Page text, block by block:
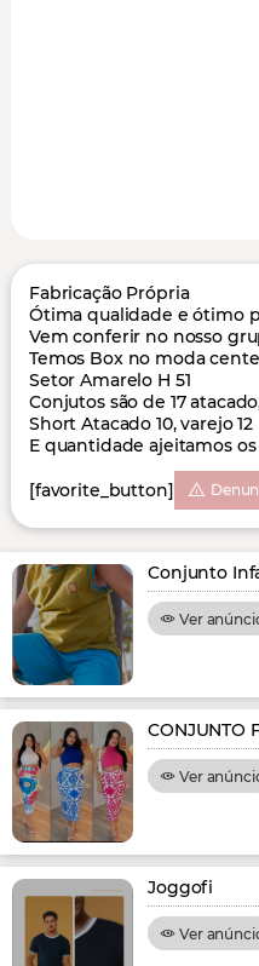
Fabricação Própria
Ótima qualidade e ótimo
Vem conferir no nosso
Temos Box no moda
Setor Amarelo H 51
Conjutos são de 17
Short Atacado 10, varejo 12
E quantidade ajeitamos
[favorite_button]
Conjunto
Ver
CONJUNTO
Ver
Joggofi
Ver